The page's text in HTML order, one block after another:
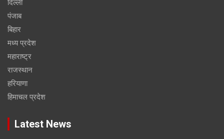
दिल्ली
पंजाब
बिहार
मध्य प्रदेश
महाराष्ट्र
राजस्थान
हरियाणा
हिमाचल प्रदेश
Latest News